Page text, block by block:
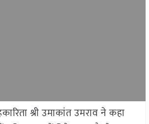
श्री उमाकांत उमराव ने कहा